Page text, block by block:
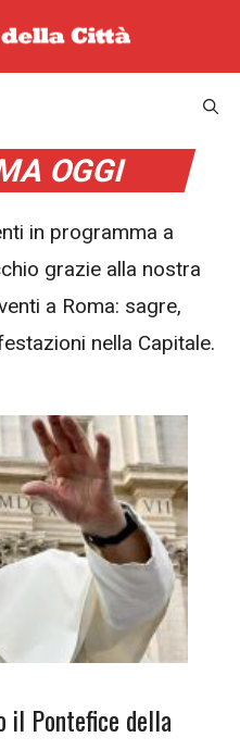
OGGI
in programma a
grazie alla nostra
a Roma: sagre,
nella Capitale.
il Pontefice della